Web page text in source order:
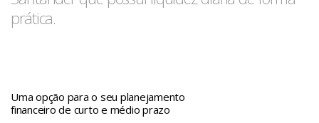
prática.
Uma opção para o seu planejamento
financeiro de curto e médio prazo